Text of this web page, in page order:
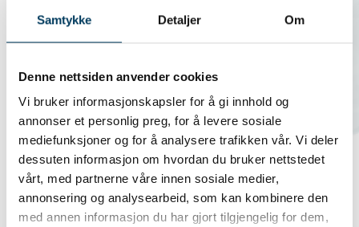
Samtykke Detaljer Om
Denne nettsiden anvender cookies
Vi bruker informasjonskapsler for å gi innhold og
annonser et personlig preg, for å levere sosiale
mediefunksjoner og for å analysere trafikken vår. Vi deler
dessuten informasjon om hvordan du bruker nettstedet
vårt, med partnerne våre innen sosiale medier,
annonsering og analysearbeid, som kan kombinere den
med annen informasjon du har gjort tilgjengelig for dem,
Størrelse:Høyde: ca 70 cmBredde: ca 100 cm
30,00 NOK